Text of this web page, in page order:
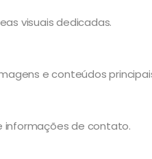
visuais dedicadas.
e conteúdos
informações de contato.